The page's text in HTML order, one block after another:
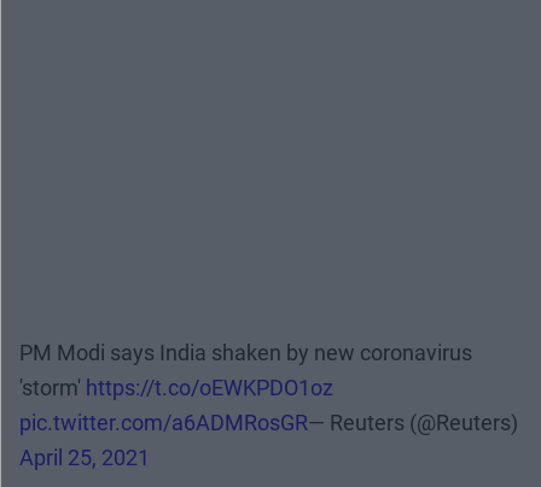
PM Modi says India shaken by new coronavirus
'storm' https://t.co/oEWKPDO1oz
pic.twitter.com/a6ADMRosGR— Reuters (@Reuters)
April 25, 2021